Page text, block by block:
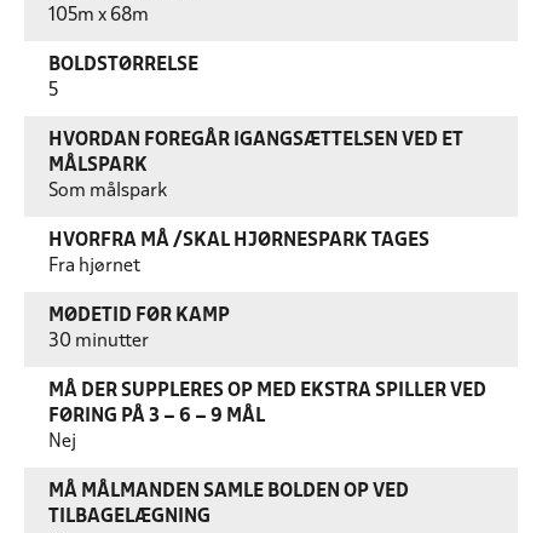
105m x 68m
BOLDSTØRRELSE
5
HVORDAN FOREGÅR IGANGSÆTTELSEN VED ET
MÅLSPARK
Som målspark
HVORFRA MÅ /SKAL HJØRNESPARK TAGES
Fra hjørnet
MØDETID FØR KAMP
30 minutter
MÅ DER SUPPLERES OP MED EKSTRA SPILLER VED
FØRING PÅ 3 – 6 – 9 MÅL
Nej
MÅ MÅLMANDEN SAMLE BOLDEN OP VED
TILBAGELÆGNING